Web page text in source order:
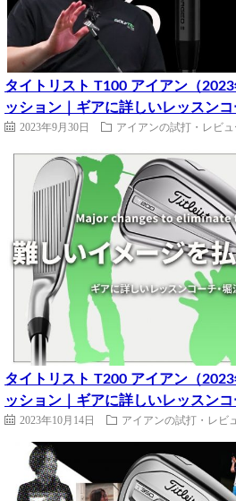
タイトリスト T100 アイアン（
ッション｜ギアに詳しいレッスン
2023年9月30日 アイアンの試打・レビュ
タイトリスト T200 アイアン（
ッション｜ギアに詳しいレッスン
2023年10月14日 アイアンの試打・レビ